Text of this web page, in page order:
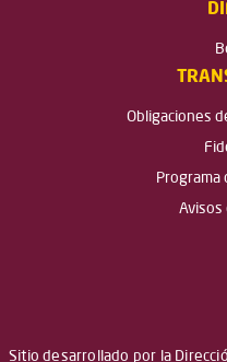
Obligaciones
Programa
Avisos
Sitio desarrollado por la